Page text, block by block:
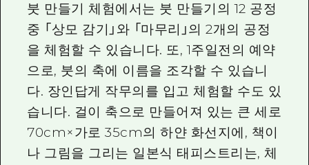
붓 만들기 체험에서는 붓 만들기의 12 공정
중 「상모 감기」와 「마무리」의 2개의 공정
을 체험할 수 있습니다. 또, 1주일전의 예약
으로, 붓의 축에 이름을 조각할 수 있습니
다. 장인답게 작무의를 입고 체험할 수도 있
습니다. 걸이 축으로 만들어져 있는 큰 세로
70cm×가로 35cm의 하얀 화선지에, 책이
나 그림을 그리는 일본식 태피스트리는, 체